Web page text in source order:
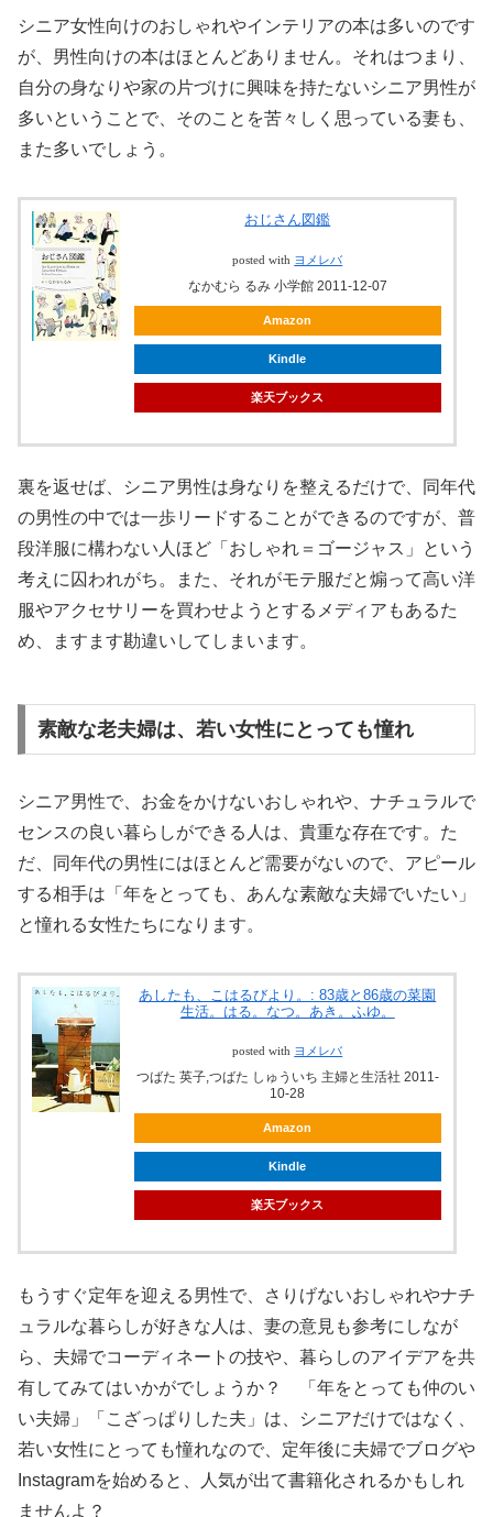
シニア女性向けのおしゃれやインテリアの本は多いのです
が、男性向けの本はほとんどありません。それはつまり、
自分の身なりや家の片づけに興味を持たないシニア男性が
多いということで、そのことを苦々しく思っている妻も、
また多いでしょう。
おじさん図鑑
posted with ヨメレバ
なかむら るみ 小学館 2011-12-07
Amazon
Kindle
楽天ブックス
裏を返せば、シニア男性は身なりを整えるだけで、同年代
の男性の中では一歩リードすることができるのですが、普
段洋服に構わない人ほど「おしゃれ＝ゴージャス」という
考えに囚われがち。また、それがモテ服だと煽って高い洋
服やアクセサリーを買わせようとするメディアもあるた
め、ますます勘違いしてしまいます。
素敵な老夫婦は、若い女性にとっても憧れ
シニア男性で、お金をかけないおしゃれや、ナチュラルで
センスの良い暮らしができる人は、貴重な存在です。た
だ、同年代の男性にはほとんど需要がないので、アピール
する相手は「年をとっても、あんな素敵な夫婦でいたい」
と憧れる女性たちになります。
あしたも、こはるびより。: 83歳と86歳の菜園
生活。はる。なつ。あき。ふゆ。
posted with ヨメレバ
つばた 英子,つばた しゅういち 主婦と生活社 2011-
10-28
Amazon
Kindle
楽天ブックス
もうすぐ定年を迎える男性で、さりげないおしゃれやナチ
ュラルな暮らしが好きな人は、妻の意見も参考にしなが
ら、夫婦でコーディネートの技や、暮らしのアイデアを共
有してみてはいかがでしょうか？ 「年をとっても仲のい
い夫婦」「こざっぱりした夫」は、シニアだけではなく、
若い女性にとっても憧れなので、定年後に夫婦でブログや
Instagramを始めると、人気が出て書籍化されるかもしれ
ませんよ？